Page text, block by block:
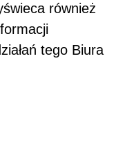
również
tego Biura